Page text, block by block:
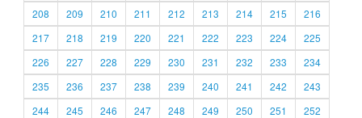
208
209 210 211 212 213 214 215
216
217
218 219 220 221 222 223 224
225
226
227 228 229 230 231 232 233
234
235
236 237 238 239 240 241 242
243
244
245 246 247 248 249 250 251
252